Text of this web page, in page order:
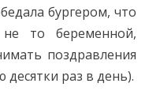
бургером, что
то беременной,
поздравления
раз в день).